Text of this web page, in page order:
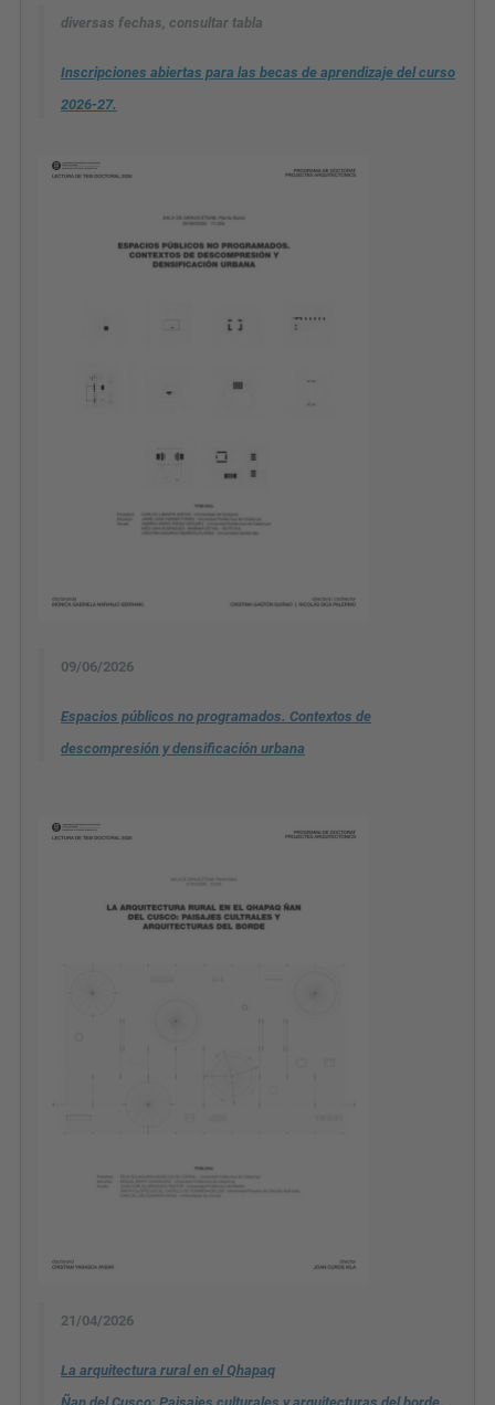
diversas fechas, consultar tabla
Inscripciones abiertas para las becas de aprendizaje del curso
2026-27.
09/06/2026
Espacios públicos no programados. Contextos de
descompresión y densificación urbana
21/04/2026
La arquitectura rural en el Qhapaq
Ñan del Cusco: Paisajes culturales y arquitecturas del borde